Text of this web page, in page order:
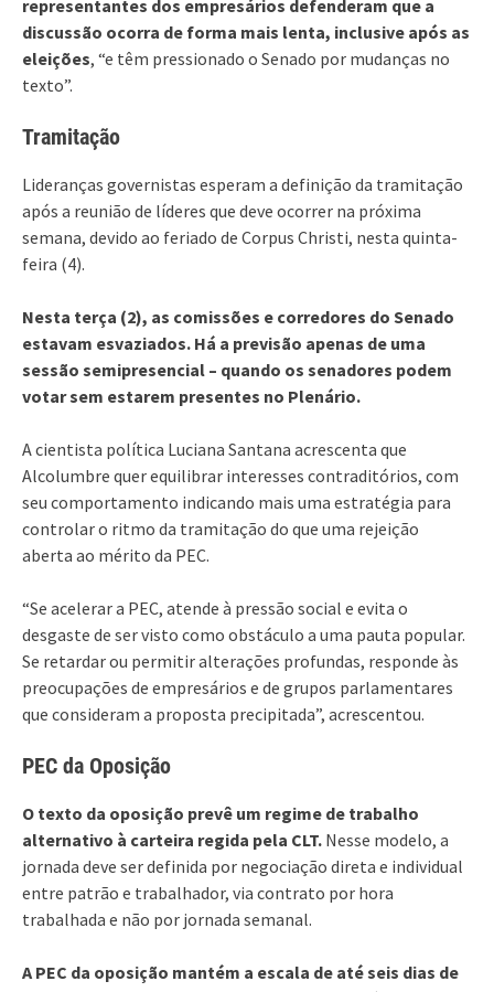
representantes dos empresários defenderam que a
discussão ocorra de forma mais lenta, inclusive após as
eleições, “e têm pressionado o Senado por mudanças no
texto”.
Tramitação
Lideranças governistas esperam a definição da tramitação
após a reunião de líderes que deve ocorrer na próxima
semana, devido ao feriado de Corpus Christi, nesta quinta-
feira (4).
Nesta terça (2), as comissões e corredores do Senado
estavam esvaziados. Há a previsão apenas de uma
sessão semipresencial – quando os senadores podem
votar sem estarem presentes no Plenário.
A cientista política Luciana Santana acrescenta que
Alcolumbre quer equilibrar interesses contraditórios, com
seu comportamento indicando mais uma estratégia para
controlar o ritmo da tramitação do que uma rejeição
aberta ao mérito da PEC.
“Se acelerar a PEC, atende à pressão social e evita o
desgaste de ser visto como obstáculo a uma pauta popular.
Se retardar ou permitir alterações profundas, responde às
preocupações de empresários e de grupos parlamentares
que consideram a proposta precipitada”, acrescentou.
PEC da Oposição
O texto da oposição prevê um regime de trabalho
alternativo à carteira regida pela CLT. Nesse modelo, a
jornada deve ser definida por negociação direta e individual
entre patrão e trabalhador, via contrato por hora
trabalhada e não por jornada semanal.
A PEC da oposição mantém a escala de até seis dias de